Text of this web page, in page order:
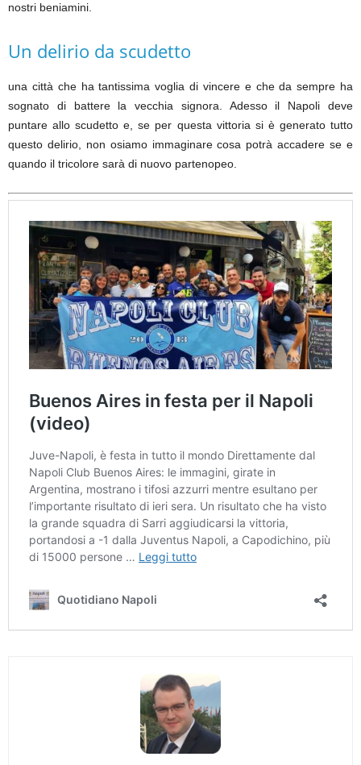
nostri beniamini.
Un delirio da scudetto
una città che ha tantissima voglia di vincere e che da sempre ha
sognato di battere la vecchia signora. Adesso il Napoli deve
puntare allo scudetto e, se per questa vittoria si è generato tutto
questo delirio, non osiamo immaginare cosa potrà accadere se e
quando il tricolore sarà di nuovo partenopeo.